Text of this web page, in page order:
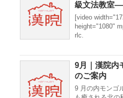
級文法教室
[video
height="1080"
rlc.
9月｜漢院内
のご案内
9 月の内モンゴ